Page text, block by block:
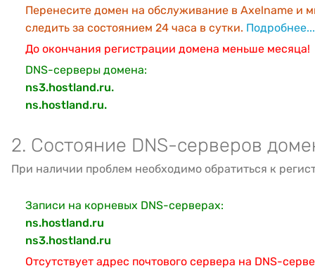
Перенесите домен на обслуживание в Axelname и
следить за состоянием 24 часа в сутки. Подробнее...
До окончания регистрации домена меньше месяца!
DNS-серверы домена:
ns3.hostland.ru.
ns.hostland.ru.
2. Состояние DNS-серверов
При наличии проблем необходимо обратиться к
Записи на корневых DNS-серверах:
ns.hostland.ru
ns3.hostland.ru
Отсутствует адрес почтового сервера на DNS-